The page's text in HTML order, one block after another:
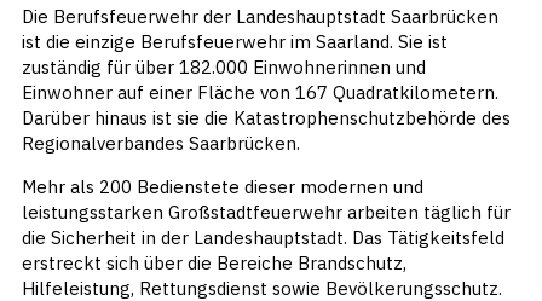
Die Berufsfeuerwehr der Landeshauptstadt Saarbrücken
ist die einzige Berufsfeuerwehr im Saarland. Sie ist
zuständig für über 182.000 Einwohnerinnen und
Einwohner auf einer Fläche von 167 Quadratkilometern.
Darüber hinaus ist sie die Katastrophenschutzbehörde des
Regionalverbandes Saarbrücken.
Mehr als 200 Bedienstete dieser modernen und
leistungsstarken Großstadtfeuerwehr arbeiten täglich für
die Sicherheit in der Landeshauptstadt. Das Tätigkeitsfeld
erstreckt sich über die Bereiche Brandschutz,
Hilfeleistung, Rettungsdienst sowie Bevölkerungsschutz.